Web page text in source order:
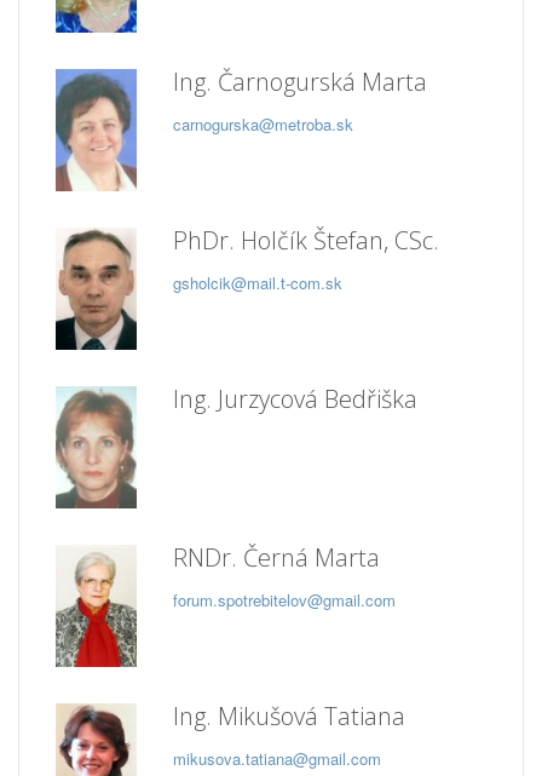
Ing. Čarnogurská Marta
carnogurska@metroba.sk
PhDr. Holčík Štefan, CSc.
gsholcik@mail.t-com.sk
Ing. Jurzycová Bedřiška
RNDr. Černá Marta
forum.spotrebitelov@gmail.com
Ing. Mikušová Tatiana
mikusova.tatiana@gmail.com